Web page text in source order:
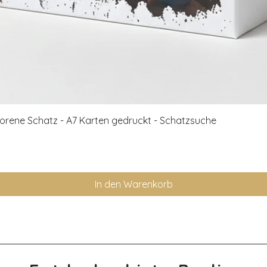
Schnellansicht
Schatz - A7 Karten gedruckt - Schatzsuche
In den Warenkorb